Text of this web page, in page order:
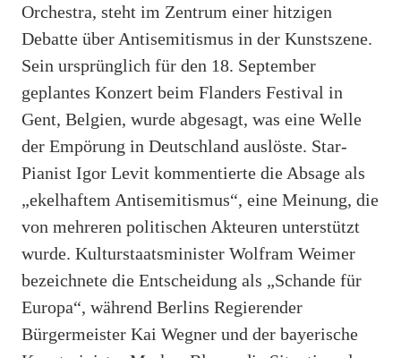
Orchestra, steht im Zentrum einer hitzigen
Debatte über Antisemitismus in der Kunstszene.
Sein ursprünglich für den 18. September
geplantes Konzert beim Flanders Festival in
Gent, Belgien, wurde abgesagt, was eine Welle
der Empörung in Deutschland auslöste. Star-
Pianist Igor Levit kommentierte die Absage als
„ekelhaftem Antisemitismus“, eine Meinung, die
von mehreren politischen Akteuren unterstützt
wurde. Kulturstaatsminister Wolfram Weimer
bezeichnete die Entscheidung als „Schande für
Europa“, während Berlins Regierender
Bürgermeister Kai Wegner und der bayerische